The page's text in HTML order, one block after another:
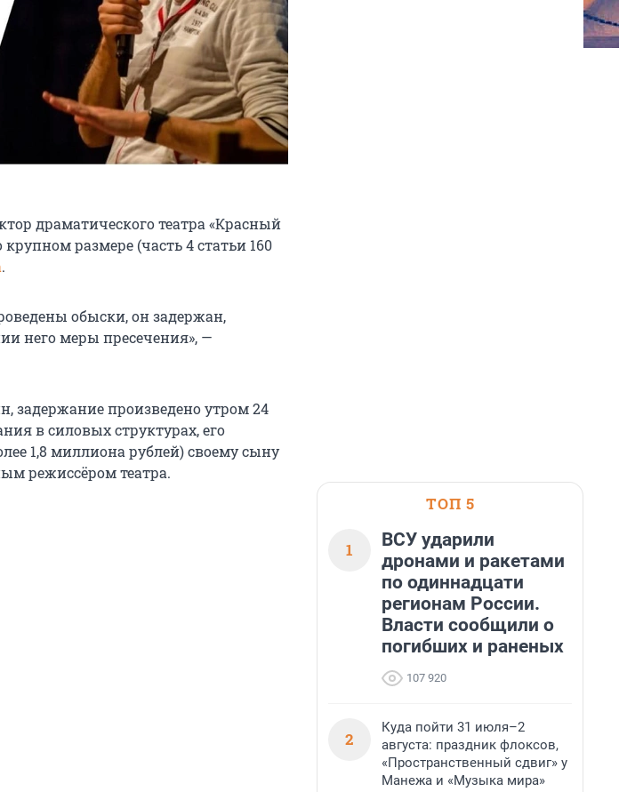
драматического театра «Красный
размере (часть 4 статьи 160
.
обыски, он задержан,
него меры пресечения», —
задержание произведено утром 24
в силовых структурах, его
1,8 миллиона рублей) своему сыну
режиссёром театра.
ТОП 5
1
ВСУ ударили
дронами и ракетами
по одиннадцати
регионам России.
Власти сообщили о
погибших и раненых
107 920
2
Куда пойти 31 июля–2
августа: праздник флоксов,
«Пространственный сдвиг» у
Манежа и «Музыка мира»